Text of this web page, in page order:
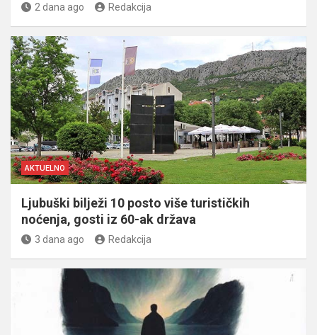
2 dana ago Redakcija
AKTUELNO
Ljubuški bilježi 10 posto više turističkih
noćenja, gosti iz 60-ak država
3 dana ago Redakcija